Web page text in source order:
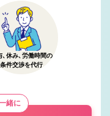
、休み、労働時間の
条件交渉を代行
緒に